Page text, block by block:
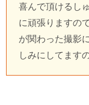
喜んで頂けるし
に頑張りますの
が関わった撮影
しみにしてます